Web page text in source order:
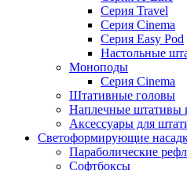
Серия Travel
Серия Cinema
Серия Easy Pod
Настольные
Моноподы
Серия Cinema
Штативные головы
Наплечные штативы
Аксессуары для
Светоформирующие
Параболические
Софтбоксы